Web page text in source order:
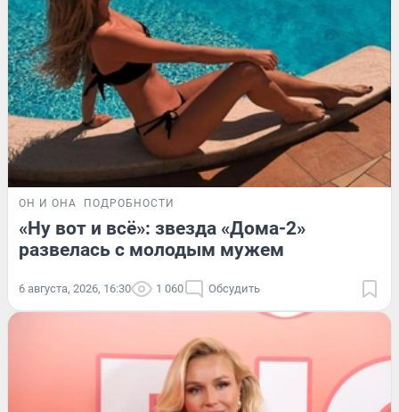
ОН И ОНА ПОДРОБНОСТИ
«Ну вот и всё»: звезда «Дома-2»
развелась с молодым мужем
6 августа, 2026, 16:30 1 060 Обсудить